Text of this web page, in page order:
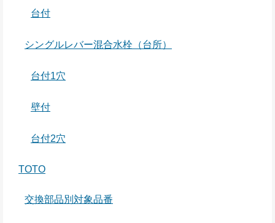
台付
シングルレバー混合水栓（台所）
台付1穴
壁付
台付2穴
TOTO
交換部品別対象品番